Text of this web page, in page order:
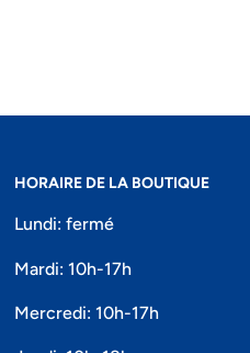
HORAIRE DE LA BOUTIQUE
Lundi: fermé
Mardi: 10h-17h
Mercredi: 10h-17h